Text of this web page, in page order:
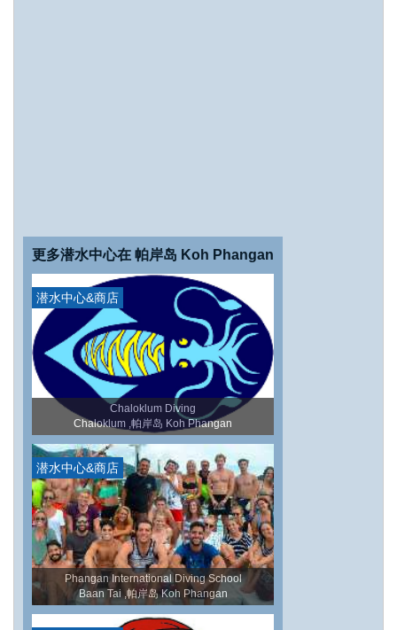
更多潜水中心在 帕岸岛 Koh Phangan
潜水中心&商店
Chaloklum Diving
Chaloklum ,帕岸岛 Koh Phangan
潜水中心&商店
Phangan International Diving School
Baan Tai ,帕岸岛 Koh Phangan